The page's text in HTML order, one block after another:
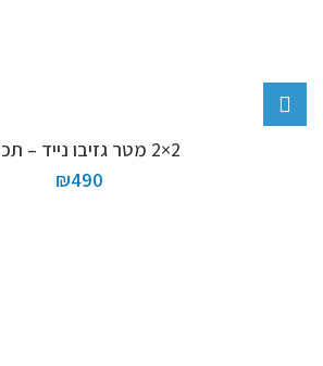
2×2 מטר גזיבו נייד – תכלת
₪490